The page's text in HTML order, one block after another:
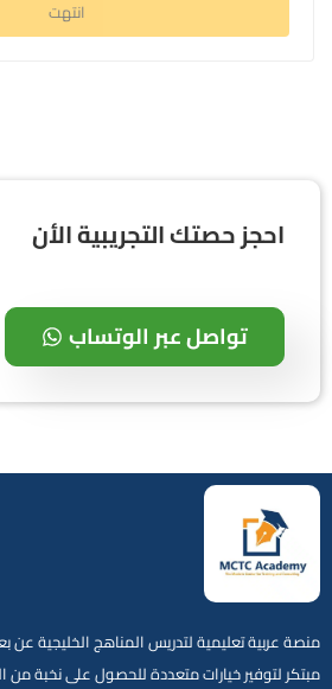
انتهت
احجز حصتك التجريبية الأن
تواصل عبر الوتساب
منصة عربية تعليمية لتدريس المناهج الخليجية
مبتكر لتوفير خيارات متعددة للحصول على نخبة من